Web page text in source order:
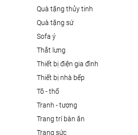
quà tặng thủy tinh
quà tặng sứ
sofa ý
thắt lưng
thiết bị điện gia đình
thiết bị nhà bếp
tô - thố
tranh - tượng
trang trí bàn ăn
trang sức